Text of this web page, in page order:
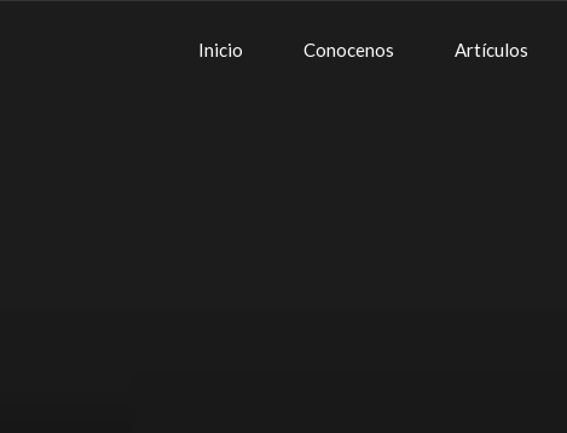
Inicio Conocenos Artículos